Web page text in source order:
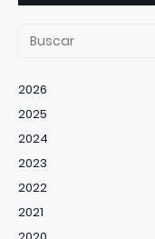
2026
2025
2024
2023
2022
2021